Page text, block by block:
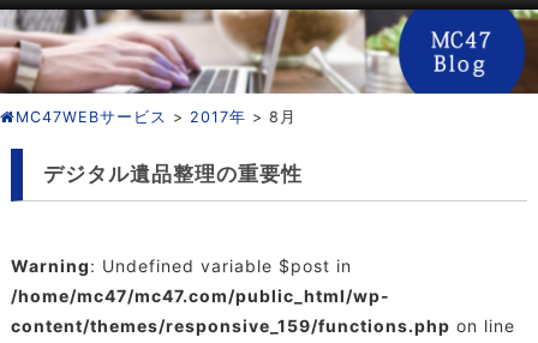
MC47WEBサービス > 2017年 > 8月
デジタル遺品整理の重要性
Warning: Undefined variable $post in
/home/mc47/mc47.com/public_html/wp-
content/themes/responsive_159/functions.php on line